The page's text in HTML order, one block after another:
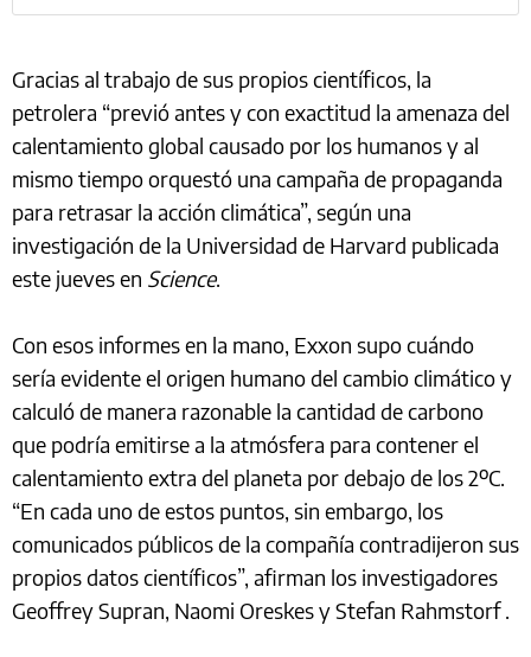
Gracias al trabajo de sus propios científicos, la
petrolera “previó antes y con exactitud la amenaza del
calentamiento global causado por los humanos y al
mismo tiempo orquestó una campaña de propaganda
para retrasar la acción climática”, según una
investigación de la Universidad de Harvard publicada
este jueves en Science.
Con esos informes en la mano, Exxon supo cuándo
sería evidente el origen humano del cambio climático y
calculó de manera razonable la cantidad de carbono
que podría emitirse a la atmósfera para contener el
calentamiento extra del planeta por debajo de los 2ºC.
“En cada uno de estos puntos, sin embargo, los
comunicados públicos de la compañía contradijeron sus
propios datos científicos”, afirman los investigadores
Geoffrey Supran, Naomi Oreskes y Stefan Rahmstorf .